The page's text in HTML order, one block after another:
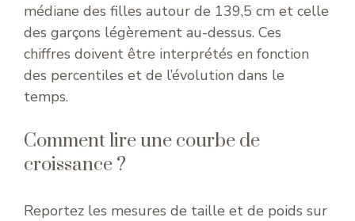
médiane des filles autour de 139,5 cm et celle
des garçons légèrement au-dessus. Ces
chiffres doivent être interprétés en fonction
des percentiles et de l’évolution dans le
temps.
Comment lire une courbe de
croissance ?
Reportez les mesures de taille et de poids sur